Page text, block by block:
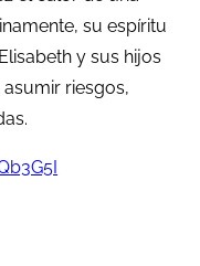
su espíritu
y sus hijos
riesgos,